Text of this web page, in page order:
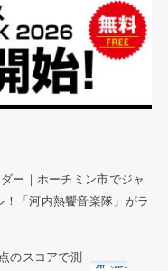
ー｜ホーチミン市でジャ
「河内熱饗音楽隊」がラ
のスコアで測